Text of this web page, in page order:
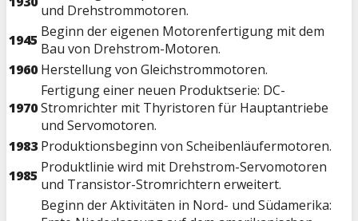
und Drehstrommotoren.
1945 Beginn der eigenen Motorenfertigung mit dem
Bau von Drehstrom-Motoren.
1960 Herstellung von Gleichstrommotoren.
1970
Fertigung einer neuen Produktserie: DC-
Stromrichter mit Thyristoren für Hauptantriebe
und Servomotoren.
1983 Produktionsbeginn von Scheibenläufermotoren.
1985 Produktlinie wird mit Drehstrom-Servomotoren
und Transistor-Stromrichtern erweitert.
Beginn der Aktivitäten in Nord- und Südamerika: